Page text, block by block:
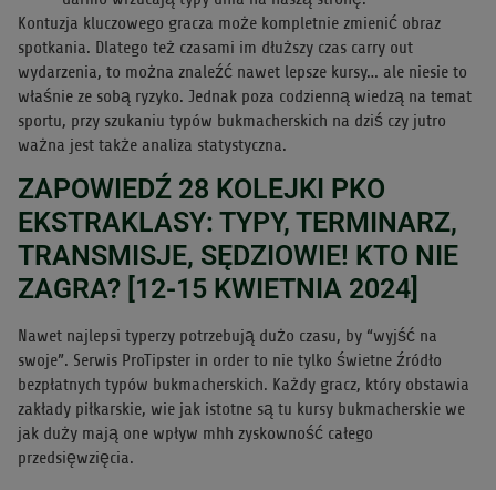
Kontuzja kluczowego gracza może kompletnie zmienić obraz
spotkania. Dlatego też czasami im dłuższy czas carry out
wydarzenia, to można znaleźć nawet lepsze kursy… ale niesie to
właśnie ze sobą ryzyko. Jednak poza codzienną wiedzą na temat
sportu, przy szukaniu typów bukmacherskich na dziś czy jutro
ważna jest także analiza statystyczna.
ZAPOWIEDŹ 28 KOLEJKI PKO
EKSTRAKLASY: TYPY, TERMINARZ,
TRANSMISJE, SĘDZIOWIE! KTO NIE
ZAGRA? [12-15 KWIETNIA 2024]
Nawet najlepsi typerzy potrzebują dużo czasu, by “wyjść na
swoje”. Serwis ProTipster in order to nie tylko świetne źródło
bezpłatnych typów bukmacherskich. Każdy gracz, który obstawia
zakłady piłkarskie, wie jak istotne są tu kursy bukmacherskie we
jak duży mają one wpływ mhh zyskowność całego
przedsięwzięcia.